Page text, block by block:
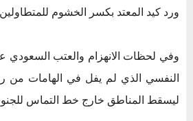
ورد كيد المعتد بكسر الخشوم
وفي لحظات الانهزام والعتب السعودي
النفسي الذي لم يفل في الهامات من
ليسقط المناطق خارج خط التماس